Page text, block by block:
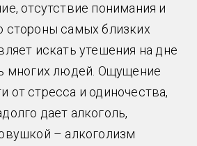
отсутствие понимания и
стороны самых близких
искать утешения на дне
многих людей. Ощущение
от стресса и одиночества,
дает алкоголь,
– алкоголизм